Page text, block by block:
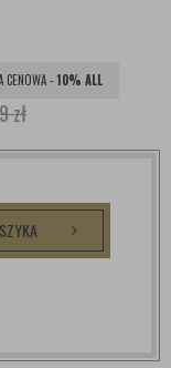
CENOWA -10% ALL
zł